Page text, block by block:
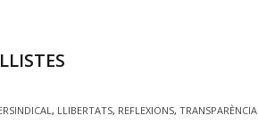
, LLIBERTATS, REFLEXIONS, TRANSPARÈNCIA